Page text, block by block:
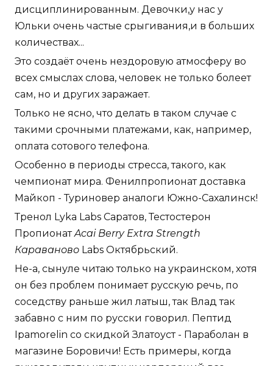
дисциплинированным. Девочки,у нас у
Юльки очень частые срыгивания,и в больших
количествах...
Это создаёт очень нездоровую атмосферу во
всех смыслах слова, человек не только болеет
сам, но и других заражает.
Только не ясно, что делать в таком случае с
такими срочными платежами, как, например,
оплата сотового телефона.
Особенно в периоды стресса, такого, как
чемпионат мира. Фенилпропионат доставка
Майкоп - Туриновер аналоги Южно-Сахалинск!
Тренол Lyka Labs Саратов, Тестостерон
ПропионатAcai Berry Extra Strength
Караваново Labs Октябрьский.
Не-а, сынуле читаю только на украинском, хотя
он без проблем понимает русскую речь, по
соседству раньше жил латыш, так Влад так
забавно с ним по русски говорил. Пептид
Ipamorelin со скидкой Златоуст - Параболан в
магазине Боровичи! Есть примеры, когда